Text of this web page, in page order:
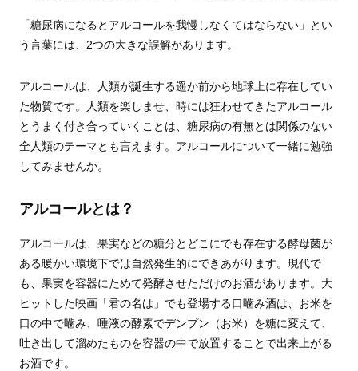
「糖尿病になるとアルコールを我慢しなくてはならない」とい
う言葉には、2つの大きな誤解があります。
アルコールは、人類が誕生する遥か前から地球上に存在してい
た物質です。人類を楽しませ、時には狂わせてきたアルコール
とうまく付き合っていくことは、糖尿病の有無とは関係のない
全人類のテーマとも言えます。アルコールについて一緒に勉強
してみませんか。
アルコールとは？
アルコールは、果実などの糖分とどこにでも存在する酵母菌が
ある暖かい環境下では自然発生的にできあがります。現代で
も、果実を容器にためて発酵させただけのお酒があります。大
ヒットした映画「君の名は」でも登場する口噛み酒は、お米を
口の中で噛み、唾液の酵素でデンプン（お米）を糖に変えて、
吐き出して溜めたものを容器の中で放置することで出来上がる
お酒です。